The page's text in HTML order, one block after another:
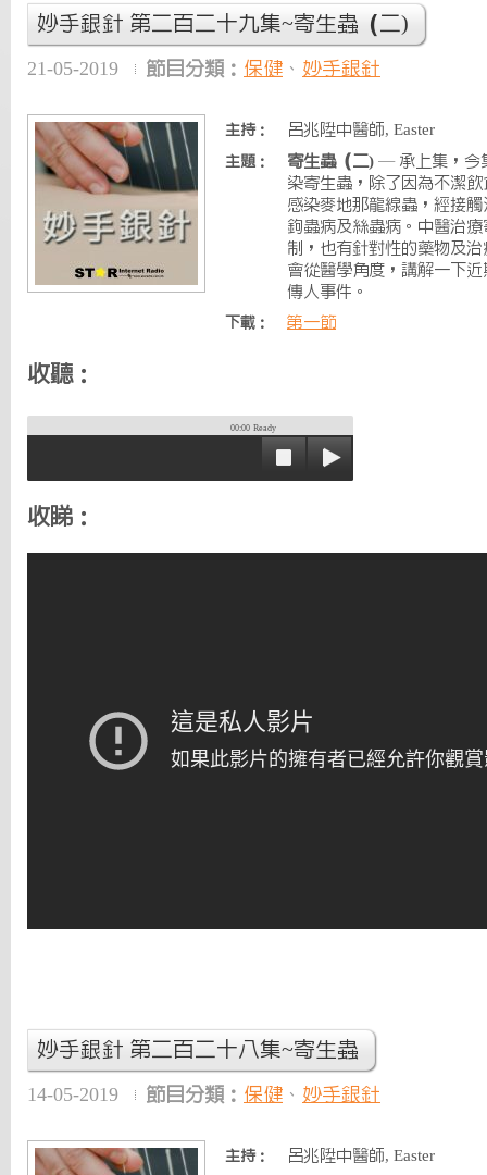
妙手銀針 第二百二十九集~寄生蟲（二)
21-05-2019 節目分類： 保健 、 妙手銀針
主持： 呂兆陞中醫師, Easter
主題： 寄生蟲（二) — 承上集，今
染寄生蟲，除了因為不潔
感染麥地那龍線蟲，經接
鉤蟲病及絲蟲病。中醫治
制，也有針對性的藥物及
會從醫學角度，講解一下
傳人事件。
下載： 第一節
收聽：
00:00 Ready
收睇：
妙手銀針 第二百二十八集~寄生蟲
14-05-2019 節目分類： 保健 、 妙手銀針
主持： 呂兆陞中醫師, Easter